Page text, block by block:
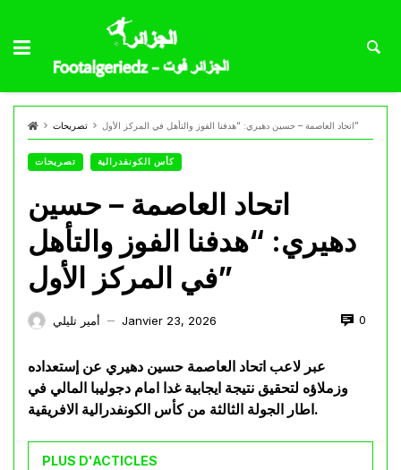
تصريحات اتحاد العاصمة – حسين دهيري: “هدفنا الفوز والتأهل في المركز الأول”
تصريحات كأس الكونفدرالية
اتحاد العاصمة – حسين
دهيري: “هدفنا الفوز والتأهل
في المركز الأول”
أمير تليلي — Janvier 23, 2026 0
عبر لاعب اتحاد العاصمة حسين دهيري عن إستعداده
وزملاؤه لتحقيق نتيجة ايجابية غدا امام دجوليبا المالي في
اطار الجولة الثالثة من كأس الكونفدرالية الافريقية.
PLUS D'ACTICLES